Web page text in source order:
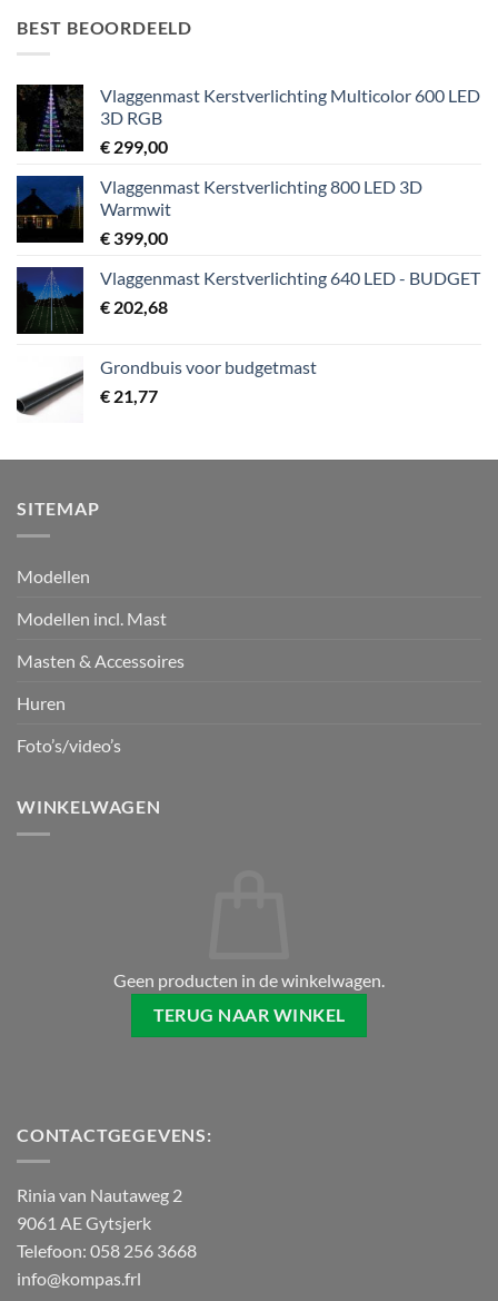
BEST BEOORDEELD
Vlaggenmast Kerstverlichting Multicolor 600 LED
3D RGB
€ 299,00
Vlaggenmast Kerstverlichting 800 LED 3D
Warmwit
€ 399,00
Vlaggenmast Kerstverlichting 640 LED - BUDGET
€ 202,68
Grondbuis voor budgetmast
€ 21,77
SITEMAP
Modellen
Modellen incl. Mast
Masten & Accessoires
Huren
Foto’s/video’s
WINKELWAGEN
Geen producten in de winkelwagen.
TERUG NAAR WINKEL
CONTACTGEGEVENS:
Rinia van Nautaweg 2
9061 AE Gytsjerk
Telefoon: 058 256 3668
info@kompas.frl